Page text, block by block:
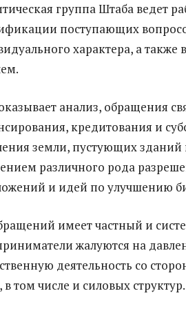
группа Штаба ведет
поступающих
характера, а
анализ, обращения
кредитования и
земли, пустующих зданий
различного рода
и идей по улучшению
имеет частный и
жалуются на
деятельность со
в том числе и силовых структур.